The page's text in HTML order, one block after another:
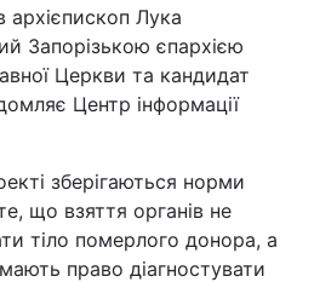
Лука
Запорізькою єпархією
Церкви та кандидат
Центр інформації
зберігаються норми
що взяття органів не
тіло померлого донора, а
право діагностувати